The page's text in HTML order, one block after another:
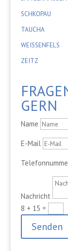
SCHKOPAU
TAUCHA
WEISSENFELS
ZEITZ
GERN
Name
E-Mail
Nachricht
8 + 15 =
Senden